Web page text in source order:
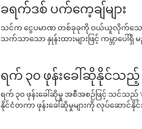
ခရက်ဒစ် ပက်ကေ့ချ်များ
သင်က ငွေပမာဏ တစ်ခုခုကို ဝယ်ယူလိုက်သော
သက်သာသော နှုန်းထားများဖြင့် ကမ္ဘာပေ
ရက် ၃၀ ဖုန်းခေါ်ဆိုနိုင်သည့်
ရက် ၃၀ ဖုန်းခေါ်ဆိုမှု အစီအစဉ်ဖြင့် သင်သည်
နိုင်ငံတကာ ဖုန်းခေါ်ဆိုမှုများကို လုပ်ဆောင်နို